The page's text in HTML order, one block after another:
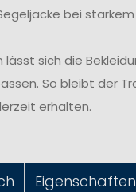
bei
lässt sich die
So bleibt der
erhalten.
Eigenschaften